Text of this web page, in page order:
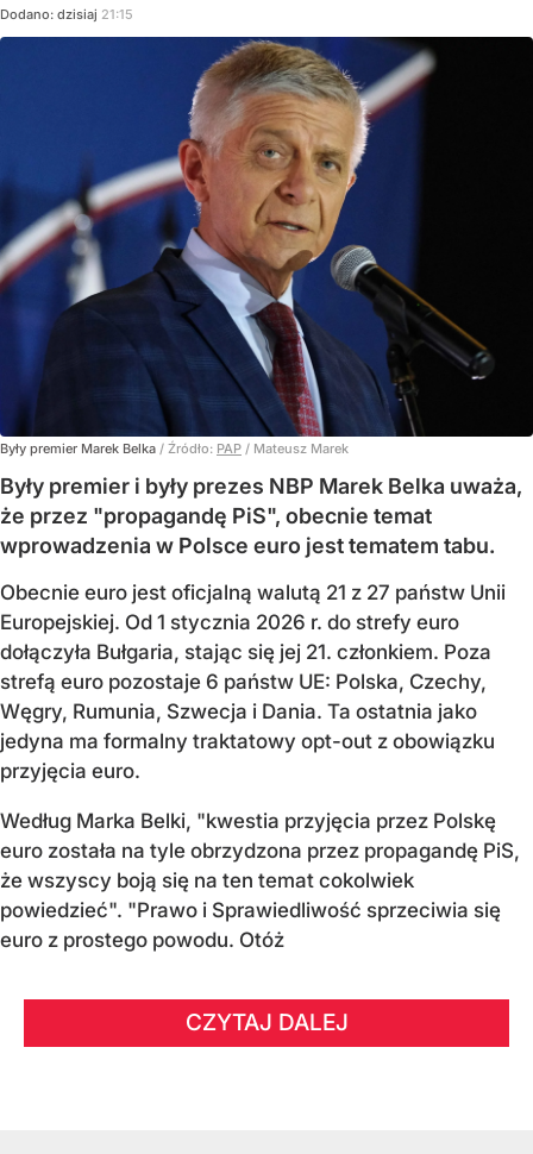
Dodano: dzisiaj 21:15
Były premier Marek Belka / Źródło: PAP / Mateusz Marek
Były premier i były prezes NBP Marek Belka uważa,
że przez "propagandę PiS", obecnie temat
wprowadzenia w Polsce euro jest tematem tabu.
Obecnie euro jest oficjalną walutą 21 z 27 państw Unii
Europejskiej. Od 1 stycznia 2026 r. do strefy euro
dołączyła Bułgaria, stając się jej 21. członkiem. Poza
strefą euro pozostaje 6 państw UE: Polska, Czechy,
Węgry, Rumunia, Szwecja i Dania. Ta ostatnia jako
jedyna ma formalny traktatowy opt-out z obowiązku
przyjęcia euro.
Według Marka Belki, "kwestia przyjęcia przez Polskę
euro została na tyle obrzydzona przez propagandę PiS,
że wszyscy boją się na ten temat cokolwiek
powiedzieć". "Prawo i Sprawiedliwość sprzeciwia się
euro z prostego powodu. Otóż
CZYTAJ DALEJ